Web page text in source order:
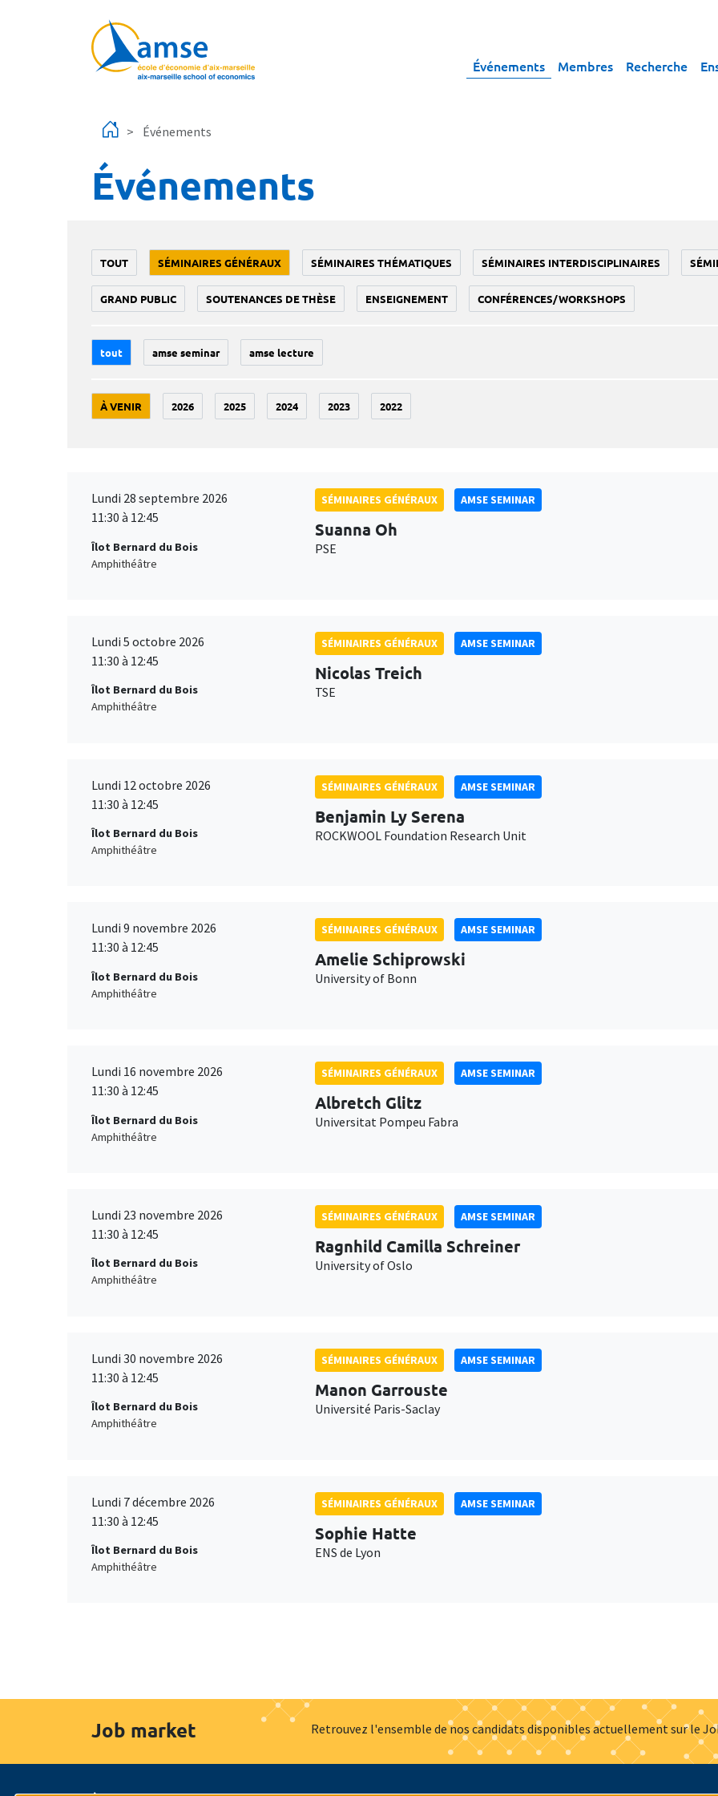
Événements Membres Recherche
Événements
Événements
TOUT SÉMINAIRES GÉNÉRAUX SÉMINAIRES THÉMATIQUES SÉMINAIRES INTERDISCIPLINAIRES
GRAND PUBLIC SOUTENANCES DE THÈSE ENSEIGNEMENT CONFÉRENCES/WORKSHOPS
tout amse seminar amse lecture
À VENIR 2026 2025 2024 2023 2022
Lundi 28 septembre 2026
11:30 à 12:45
Îlot Bernard du Bois
Amphithéâtre
SÉMINAIRES GÉNÉRAUX AMSE SEMINAR
Suanna Oh
PSE
Lundi 5 octobre 2026
11:30 à 12:45
Îlot Bernard du Bois
Amphithéâtre
SÉMINAIRES GÉNÉRAUX AMSE SEMINAR
Nicolas Treich
TSE
Lundi 12 octobre 2026
11:30 à 12:45
Îlot Bernard du Bois
Amphithéâtre
SÉMINAIRES GÉNÉRAUX AMSE SEMINAR
Benjamin Ly Serena
ROCKWOOL Foundation Research Unit
Lundi 9 novembre 2026
11:30 à 12:45
Îlot Bernard du Bois
Amphithéâtre
SÉMINAIRES GÉNÉRAUX AMSE SEMINAR
Amelie Schiprowski
University of Bonn
Lundi 16 novembre 2026
11:30 à 12:45
Îlot Bernard du Bois
Amphithéâtre
SÉMINAIRES GÉNÉRAUX AMSE SEMINAR
Albretch Glitz
Universitat Pompeu Fabra
Lundi 23 novembre 2026
11:30 à 12:45
Îlot Bernard du Bois
Amphithéâtre
SÉMINAIRES GÉNÉRAUX AMSE SEMINAR
Ragnhild Camilla Schreiner
University of Oslo
Lundi 30 novembre 2026
11:30 à 12:45
Îlot Bernard du Bois
Amphithéâtre
SÉMINAIRES GÉNÉRAUX AMSE SEMINAR
Manon Garrouste
Université Paris-Saclay
Lundi 7 décembre 2026
11:30 à 12:45
Îlot Bernard du Bois
Amphithéâtre
SÉMINAIRES GÉNÉRAUX AMSE SEMINAR
Sophie Hatte
ENS de Lyon
Job market Retrouvez l'ensemble de nos candidats disponibles actuellement sur le